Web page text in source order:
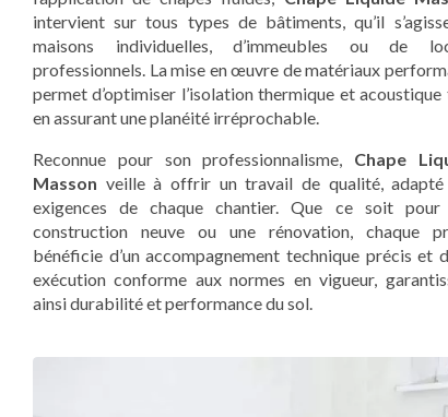
intervient sur tous types de bâtiments, qu’il
maisons individuelles, d’immeubles ou de
professionnels. La mise en œuvre de matériaux
permet d’optimiser l’isolation thermique et
en assurant une planéité irréprochable.
Reconnue pour son professionnalisme, Chape
Masson veille à offrir un travail de qualité, adapté
exigences de chaque chantier. Que ce soit pour
construction neuve ou une rénovation, chaque
bénéficie d’un accompagnement technique précis et
exécution conforme aux normes en vigueur,
ainsi durabilité et performance du sol.